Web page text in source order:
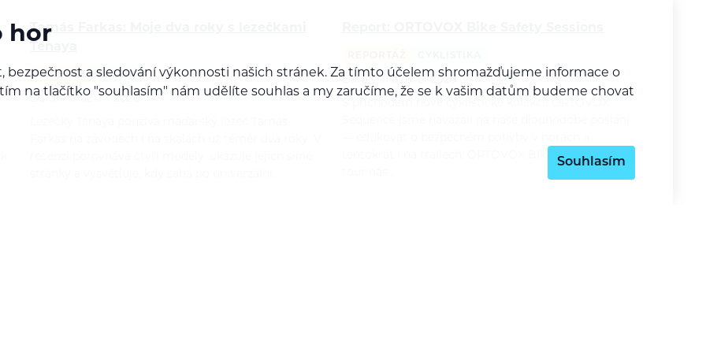
Tamás Farkas: Moje dva roky s lezečkami
RECENZE LEZENÍ
Bára Pilná21. 7. 2026
Bára Pilná26. 6. 2026
tentokrát i na trailech. ORTOVOX Bike Safety Session
hor
bezpečnost a sledování výkonnosti našich stránek. Za tímto účelem shromažďujeme informace o
na tlačítko "souhlasím" nám udělíte souhlas a my zaručíme, že se k vašim datům budeme chovat
Souhlasím